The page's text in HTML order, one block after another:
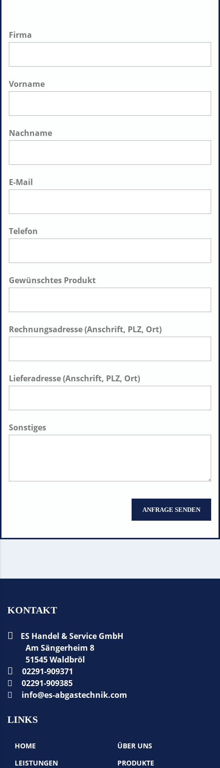
Firma
Vorname
Nachname
E-Mail
Telefon
Gewünschtes Produkt
Rechnungsadresse (Anschrift, PLZ, Ort)
Lieferadresse (Anschrift, PLZ, Ort)
Sonstiges
ANFRAGE SENDEN
KONTAKT
ES Handel & Service GmbH
Am Sängerheim 8
51545 Waldbröl
02291-909371
02291-909385
info@es-abgastechnik.com
LINKS
HOME
ÜBER UNS
LEISTUNGEN
PRODUKTE